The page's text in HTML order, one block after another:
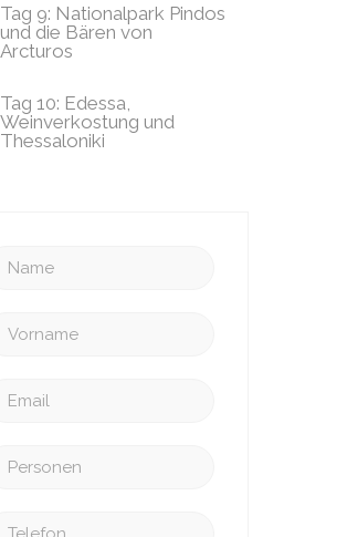
Tag 9: Nationalpark Pindos
und die Bären von
Arcturos
Tag 10: Edessa,
Weinverkostung und
Thessaloniki